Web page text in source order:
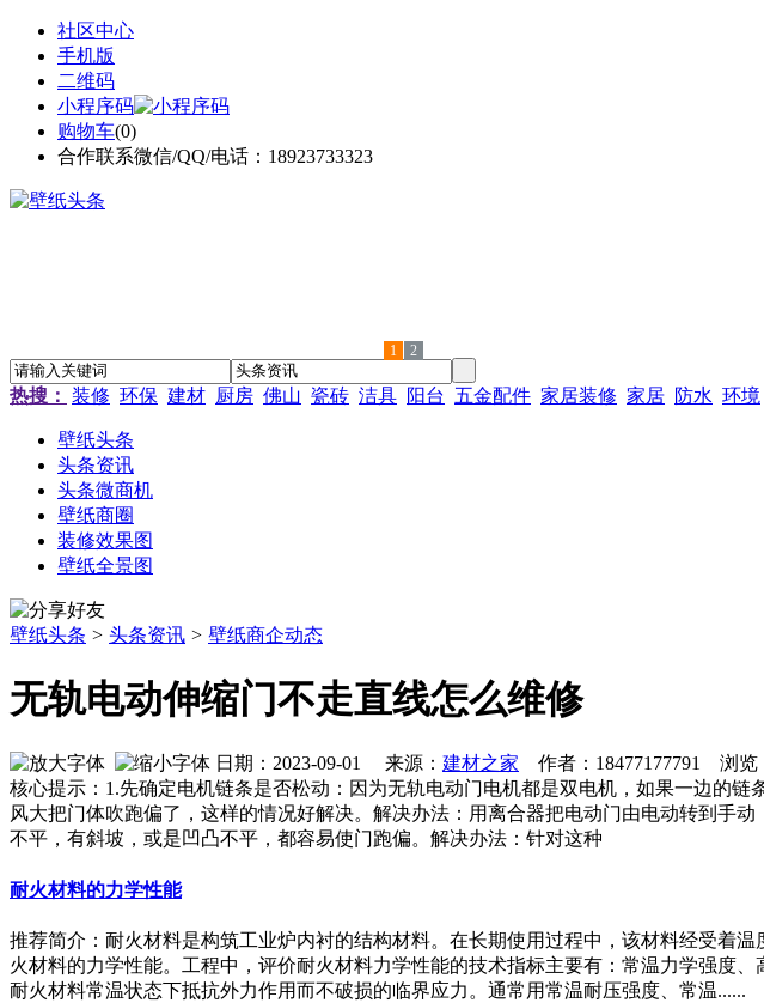
社区中心
手机版
二维码
小程序码
购物车(0)
合作联系微信/QQ/电话：18923733323
1 2
热搜： 装修 环保 建材 厨房 佛山 瓷砖 洁具 阳台 五金配件 家居装修 家居 防水 环境
壁纸头条
头条资讯
头条微商机
壁纸商圈
装修效果图
壁纸全景图
壁纸头条 > 头条资讯 > 壁纸商企动态
无轨电动伸缩门不走直线怎么维修
日期：2023-09-01 来源： 建材之家 作者：18477177791 浏览
核心提示：1.先确定电机链条是否松动：因为无轨电动门电机都是双电机，如果一边的
风大把门体吹跑偏了，这样的情况好解决。解决办法：用离合器把电动门由电动转到手
不平，有斜坡，或是凹凸不平，都容易使门跑偏。解决办法：针对这种
耐火材料的力学性能
推荐简介：耐火材料是构筑工业炉内衬的结构材料。在长期使用过程中，该材料经受着
火材料的力学性能。工程中，评价耐火材料力学性能的技术指标主要有：常温力学强
耐火材料常温状态下抵抗外力作用而不破损的临界应力。通常用常温耐压强度、常温......